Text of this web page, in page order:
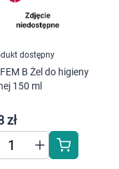
określić
do
klikając
dostępny
B Żel do higieny
150 ml
zł